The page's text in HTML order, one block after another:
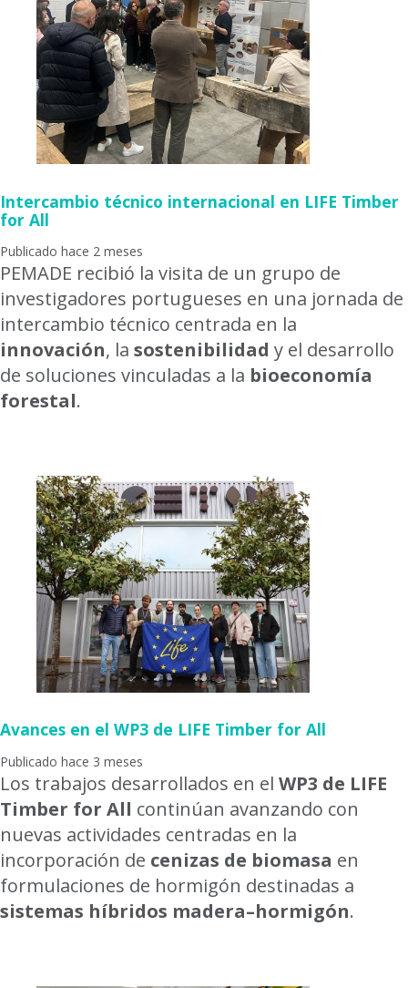
Intercambio técnico internacional en LIFE Timber
for All
Publicado hace 2 meses
PEMADE recibió la visita de un grupo de
investigadores portugueses en una jornada de
intercambio técnico centrada en la
innovación, la sostenibilidad y el desarrollo
de soluciones vinculadas a la bioeconomía
forestal.
Avances en el WP3 de LIFE Timber for All
Publicado hace 3 meses
Los trabajos desarrollados en el WP3 de LIFE
Timber for All continúan avanzando con
nuevas actividades centradas en la
incorporación de cenizas de biomasa en
formulaciones de hormigón destinadas a
sistemas híbridos madera–hormigón.